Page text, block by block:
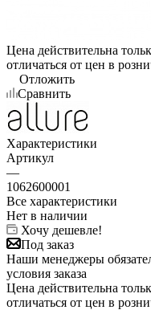
Цена действительна
отличаться от цен в
Отложить
Сравнить
Характеристики
Артикул
—
1062600001
Все характеристики
Нет в наличии
Хочу дешевле!
Под заказ
Наши менеджеры
условия заказа
Цена действительна
отличаться от цен в